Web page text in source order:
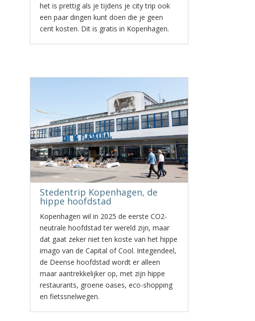
het is prettig als je tijdens je city trip ook
een paar dingen kunt doen die je geen
cent kosten. Dit is gratis in Kopenhagen.
Stedentrip Kopenhagen, de
hippe hoofdstad
Kopenhagen wil in 2025 de eerste CO2-
neutrale hoofdstad ter wereld zijn, maar
dat gaat zeker niet ten koste van het hippe
imago van de Capital of Cool. Integendeel,
de Deense hoofdstad wordt er alleen
maar aantrekkelijker op, met zijn hippe
restaurants, groene oases, eco-shopping
en fietssnelwegen.